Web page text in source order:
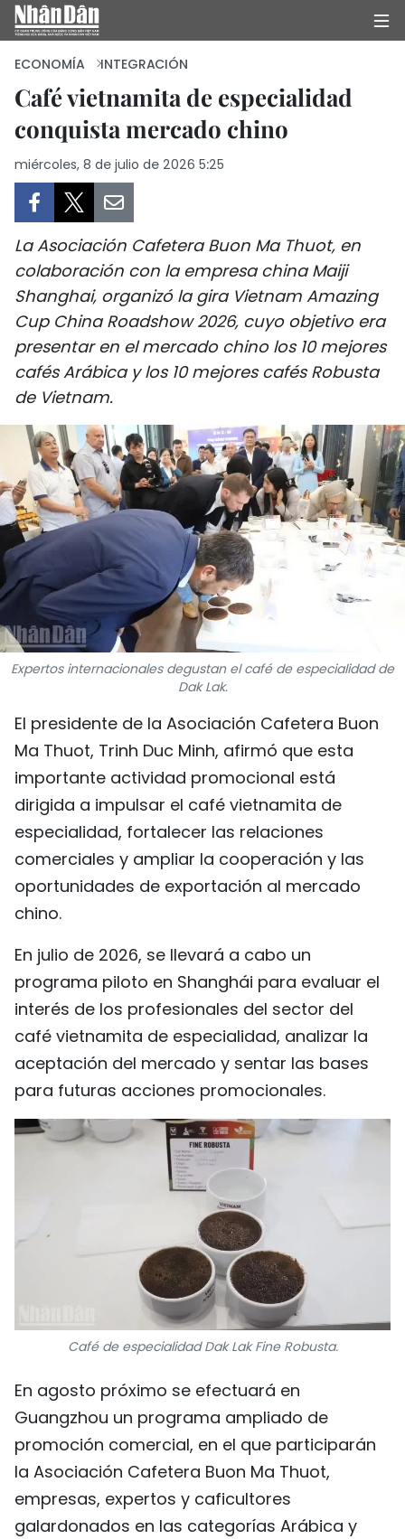
INICIO
POLÍTICA
SOCIEDAD
SALUD - MEDIO AMBIENTE
CULTURA - ENTRETENIMIENTO
INTERNACIONAL
DEPORTES
VIAJES
PUENTE DE AMISTAD
HISTORIAS MULTIMEDIA
FOTOGRAFÍA
¿QUIÉNES SOMOS?
ENGLISH
中文
FRANÇAIS
РУССКИЙ
ECONOMÍA INTEGRACIÓN
Café vietnamita de especialidad
conquista mercado chino
miércoles, 8 de julio de 2026 5:25
La Asociación Cafetera Buon Ma Thuot, en
colaboración con la empresa china Maiji
Shanghai, organizó la gira Vietnam Amazing
Cup China Roadshow 2026, cuyo objetivo era
presentar en el mercado chino los 10 mejores
cafés Arábica y los 10 mejores cafés Robusta
de Vietnam.
Expertos internacionales degustan el café de especialidad de
Dak Lak.
El presidente de la Asociación Cafetera Buon
Ma Thuot, Trinh Duc Minh, afirmó que esta
importante actividad promocional está
dirigida a impulsar el café vietnamita de
especialidad, fortalecer las relaciones
comerciales y ampliar la cooperación y las
oportunidades de exportación al mercado
chino.
En julio de 2026, se llevará a cabo un
programa piloto en Shanghái para evaluar el
interés de los profesionales del sector del
café vietnamita de especialidad, analizar la
aceptación del mercado y sentar las bases
para futuras acciones promocionales.
Café de especialidad Dak Lak Fine Robusta.
En agosto próximo se efectuará en
Guangzhou un programa ampliado de
promoción comercial, en el que participarán
la Asociación Cafetera Buon Ma Thuot,
empresas, expertos y caficultores
galardonados en las categorías Arábica y